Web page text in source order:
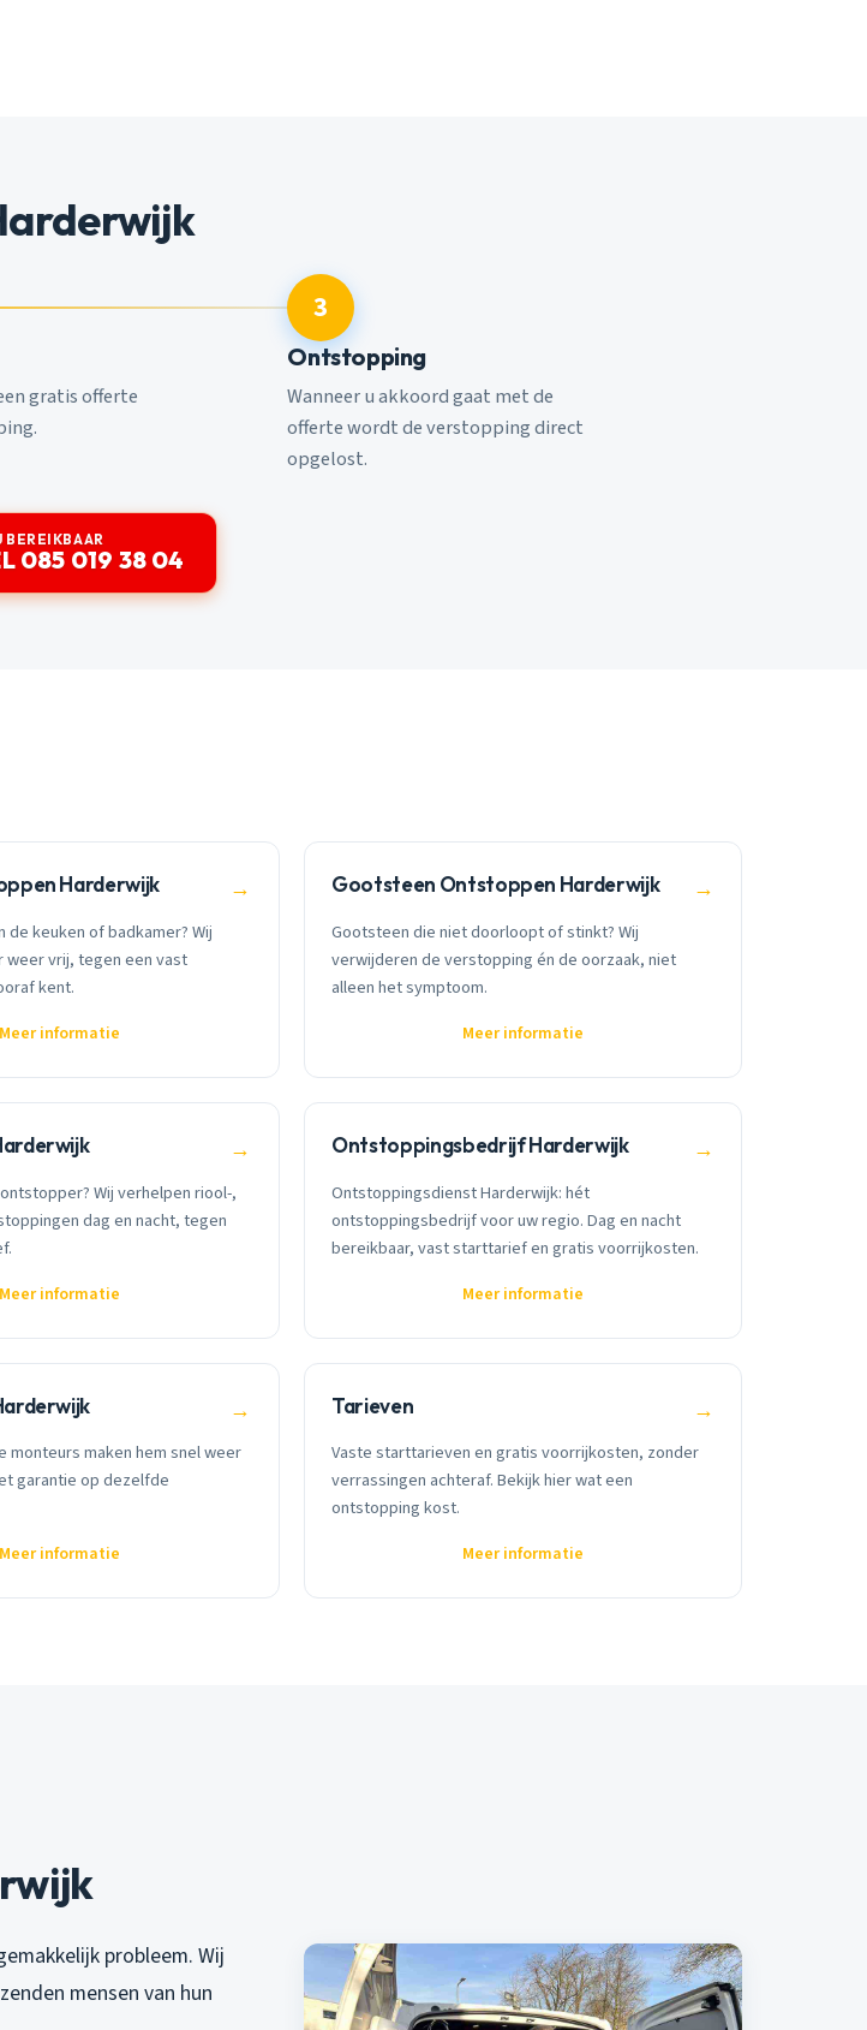
gratis offerte
3
Ontstopping
Wanneer u akkoord gaat met de
offerte wordt de verstopping direct
opgelost.
BEREIKBAAR
085 019 38 04
Harderwijk →
keuken of badkamer? Wij
weer vrij, tegen een vast
kent.
Meer informatie
Gootsteen Ontstoppen Harderwijk →
Gootsteen die niet doorloopt of stinkt? Wij
verwijderen de verstopping én de oorzaak, niet
alleen het symptoom.
Meer informatie
→
Wij verhelpen riool-,
dag en nacht, tegen
Meer informatie
Ontstoppingsbedrijf Harderwijk →
Ontstoppingsdienst Harderwijk: hét
ontstoppingsbedrijf voor uw regio. Dag en nacht
bereikbaar, vast starttarief en gratis voorrijkosten.
Meer informatie
→
monteurs maken hem snel weer
garantie op dezelfde
Meer informatie
Tarieven →
Vaste starttarieven en gratis voorrijkosten, zonder
verrassingen achteraf. Bekijk hier wat een
ontstopping kost.
Meer informatie
probleem. Wij
mensen van hun